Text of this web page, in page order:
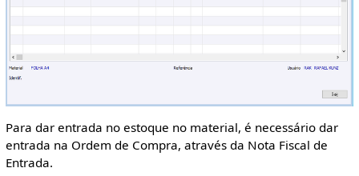
Para dar entrada no estoque no material, é necessário dar
entrada na Ordem de Compra, através da Nota Fiscal de
Entrada.